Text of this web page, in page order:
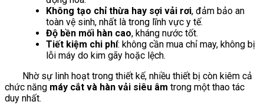
Không tạo chỉ thừa hay sợi vải rơi, đảm bảo an
toàn vệ sinh, nhất là trong lĩnh vực y tế.
Độ bền mối hàn cao, kháng nước tốt.
Tiết kiệm chi phí: không cần mua chỉ may, không bị
lỗi máy do kim gãy hoặc lệch.
Nhờ sự linh hoạt trong thiết kế, nhiều thiết bị còn kiêm cả
chức năng máy cắt và hàn vải siêu âm trong một thao tác
duy nhất.